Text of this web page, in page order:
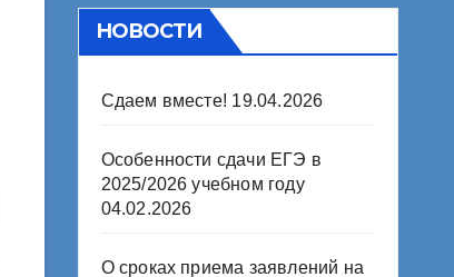
НОВОСТИ
Сдаем вместе! 19.04.2026
Особенности сдачи ЕГЭ в
2025/2026 учебном году
04.02.2026
О сроках приема заявлений на